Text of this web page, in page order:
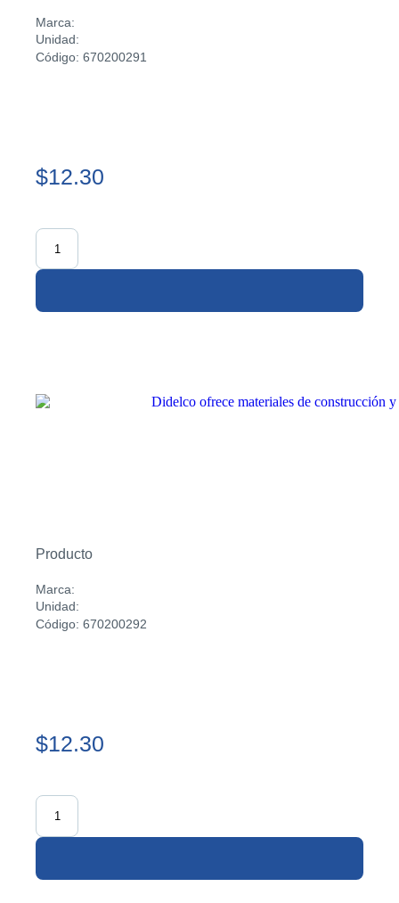
Marca:
Unidad:
Código: 670200291
$12.30
Producto
Marca:
Unidad:
Código: 670200292
$12.30